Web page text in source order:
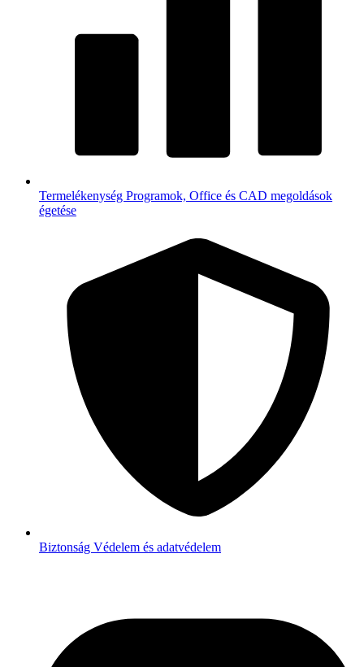
Termelékenység Programok, Office és CAD megoldások
égetése
Biztonság Védelem és adatvédelem